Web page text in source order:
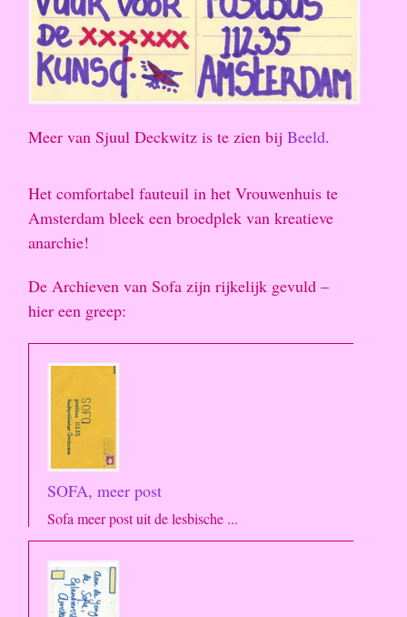
Meer van Sjuul Deckwitz is te zien bij Beeld.
Het comfortabel fauteuil in het Vrouwenhuis te
Amsterdam bleek een broedplek van kreatieve
anarchie!
De Archieven van Sofa zijn rijkelijk gevuld –
hier een greep:
SOFA, meer post
Sofa meer post uit de lesbische ...